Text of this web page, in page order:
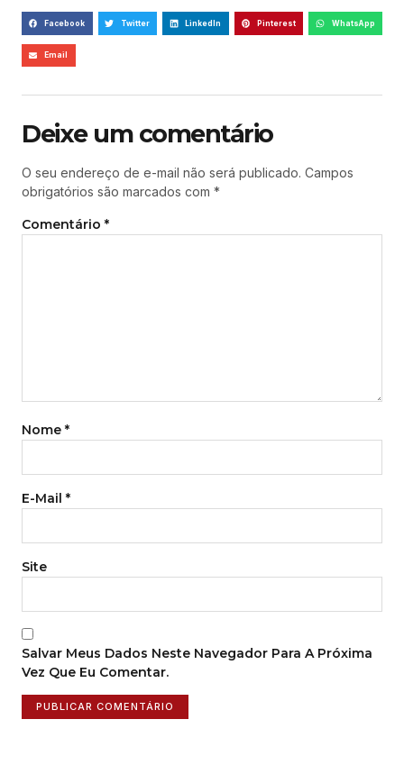
Facebook Twitter LinkedIn Pinterest WhatsApp
Email
Deixe um comentário
O seu endereço de e-mail não será publicado. Campos
obrigatórios são marcados com *
Comentário *
Nome *
E-Mail *
Site
Salvar Meus Dados Neste Navegador Para A Próxima
Vez Que Eu Comentar.